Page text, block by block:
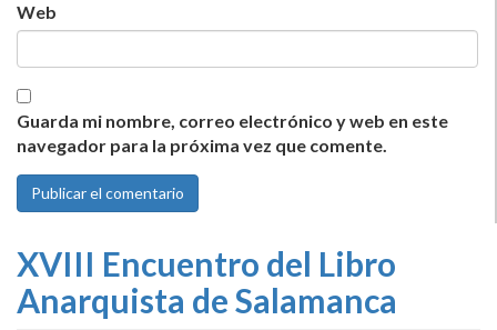
Web
Guarda mi nombre, correo electrónico y web en este
navegador para la próxima vez que comente.
XVIII Encuentro del Libro
Anarquista de Salamanca